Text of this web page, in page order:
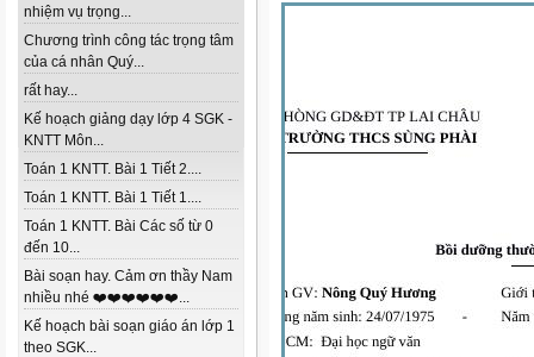
nhiệm vụ trọng...
Chương trình công tác trọng tâm
của cá nhân Quý...
rất hay...
Kế hoạch giảng dạy lớp 4 SGK -
KNTT Môn...
Toán 1 KNTT. Bài 1 Tiết 2....
Toán 1 KNTT. Bài 1 Tiết 1....
Toán 1 KNTT. Bài Các số từ 0
đến 10...
Bài soạn hay. Cảm ơn thầy Nam
nhiều nhé ❤️❤️❤️❤️❤️❤️...
Kế hoạch bài soạn giáo án lớp 1
theo SGK...